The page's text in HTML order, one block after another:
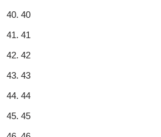
40
41
42
43
44
45